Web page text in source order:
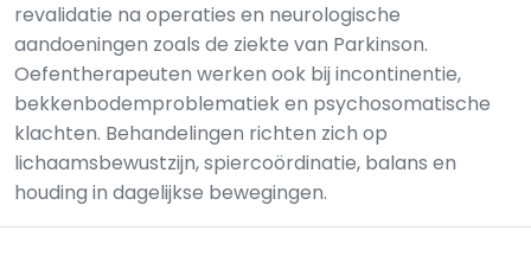
revalidatie na operaties en neurologische
aandoeningen zoals de ziekte van Parkinson.
Oefentherapeuten werken ook bij incontinentie,
bekkenbodemproblematiek en psychosomatische
klachten. Behandelingen richten zich op
lichaamsbewustzijn, spiercoördinatie, balans en
houding in dagelijkse bewegingen.